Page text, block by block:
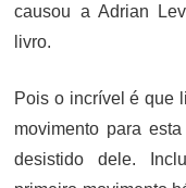
causou a Adrian
livro.
Pois o incrível é que
movimento para
desistido dele.